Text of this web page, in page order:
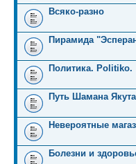
Всяко-разно
Пирамида
Политика. Politiko.
Путь Шамана
Невероятные
Болезни и